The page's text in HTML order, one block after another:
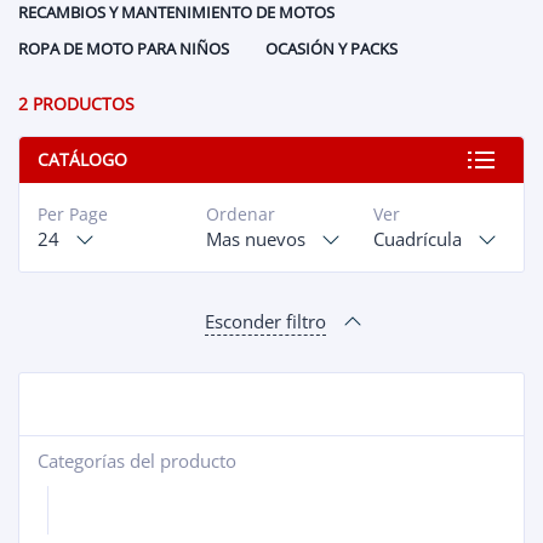
RECAMBIOS Y MANTENIMIENTO DE MOTOS
ROPA DE MOTO PARA NIÑOS
OCASIÓN Y PACKS
2 PRODUCTOS
CATÁLOGO
Ver
Cuadrícula
Ordenar
Mas nuevos
Per Page
24
Esconder filtro
Categorías del producto
+